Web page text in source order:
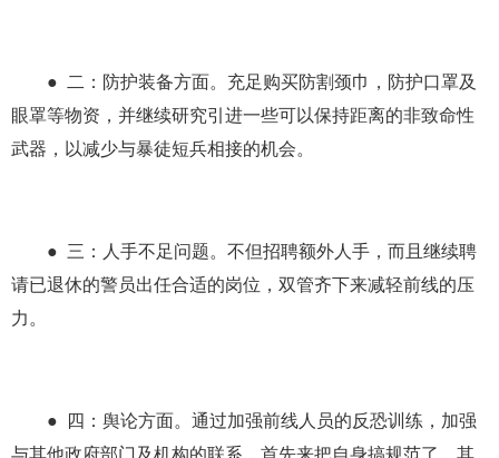
● 二：防护装备方面。充足购买防割颈巾，防护口罩及
眼罩等物资，并继续研究引进一些可以保持距离的非致命性
武器，以减少与暴徒短兵相接的机会。
● 三：人手不足问题。不但招聘额外人手，而且继续聘
请已退休的警员出任合适的岗位，双管齐下来减轻前线的压
力。
● 四：舆论方面。通过加强前线人员的反恐训练，加强
与其他政府部门及机构的联系，首先来把自身搞规范了。其